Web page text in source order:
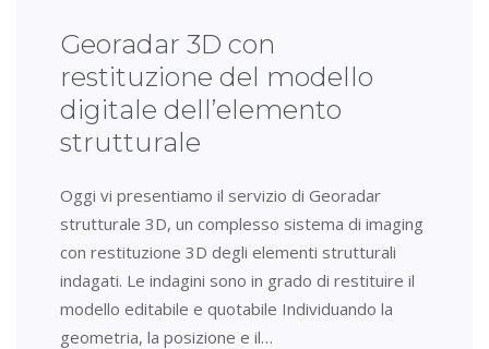
Georadar 3D con
restituzione del modello
digitale dell’elemento
strutturale
Oggi vi presentiamo il servizio di Georadar
strutturale 3D, un complesso sistema di imaging
con restituzione 3D degli elementi strutturali
indagati. Le indagini sono in grado di restituire il
modello editabile e quotabile Individuando la
geometria, la posizione e il…